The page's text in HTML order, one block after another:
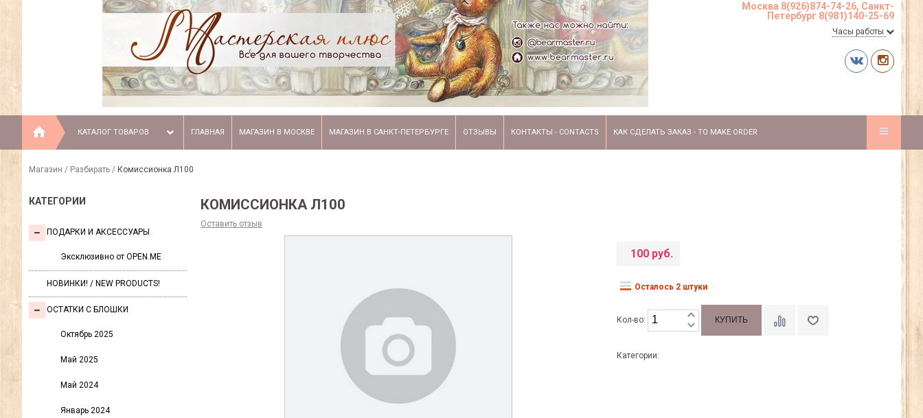
Москва 8(926)874-74-26, Санкт-
Петербург 8(981)140-25-69
Часы работы
КАТАЛОГ ТОВАРОВ ГЛАВНАЯ МАГАЗИН В МОСКВЕ МАГАЗИН В САНКТ-ПЕТЕРБУРГЕ ОТЗЫВЫ КОНТАКТЫ - CONTACTS КАК СДЕЛАТЬ ЗАКАЗ - TO MAKE ORDER
Магазин / Разбирать / Комиссионка Л100
КАТЕГОРИИ
ПОДАРКИ И АКСЕССУАРЫ
Эксклюзивно от OPEN.ME
НОВИНКИ! / NEW PRODUCTS!
ОСТАТКИ С БЛОШКИ
Октябрь 2025
Май 2025
Май 2024
Январь 2024
КОМИССИОНКА Л100
Оставить отзыв
100 руб.
Осталось 2 штуки
Кол-во:
Категории: